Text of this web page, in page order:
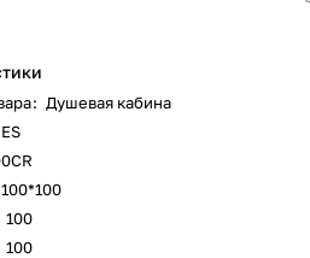
: Душевая кабина
ES
100*100
100
100